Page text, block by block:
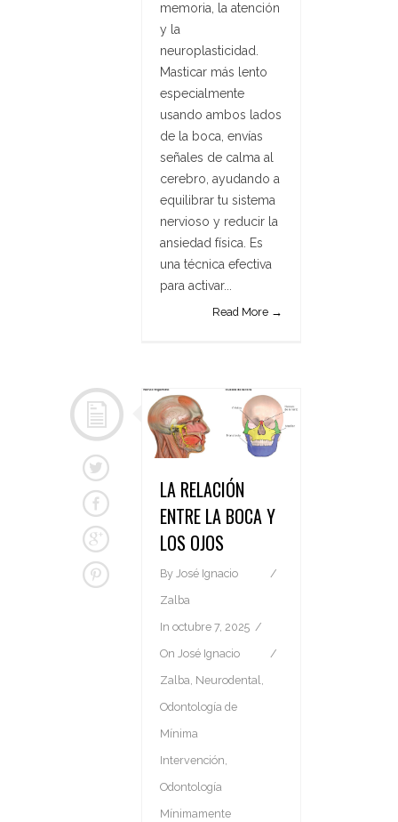
memoria, la atención
y la
neuroplasticidad.
Masticar más lento
especialmente
usando ambos lados
de la boca, envías
señales de calma al
cerebro, ayudando a
equilibrar tu sistema
nervioso y reducir la
ansiedad física. Es
una técnica efectiva
para activar...
Read More →
LA RELACIÓN
ENTRE LA BOCA Y
LOS OJOS
By José Ignacio
Zalba
In octubre 7, 2025
On José Ignacio
Zalba, Neurodental,
Odontología de
Mínima
Intervención,
Odontología
Mínimamente